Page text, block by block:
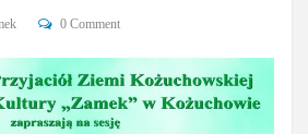
0 Comment